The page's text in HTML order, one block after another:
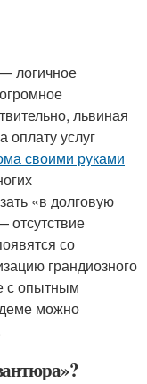
логичное
львиная
оплату услуг
своими руками
«в долговую
отсутствие
со
грандиозного
с опытным
можно